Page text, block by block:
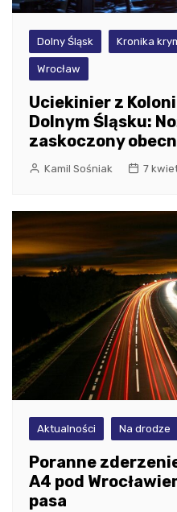
Dolny Śląsk Kronika
Wrocław
Uciekinier z
Dolnym Śląsku:
zaskoczony
Kamil Sośniak 7
Aktualności Na drodze
Poranne
A4 pod
pasa